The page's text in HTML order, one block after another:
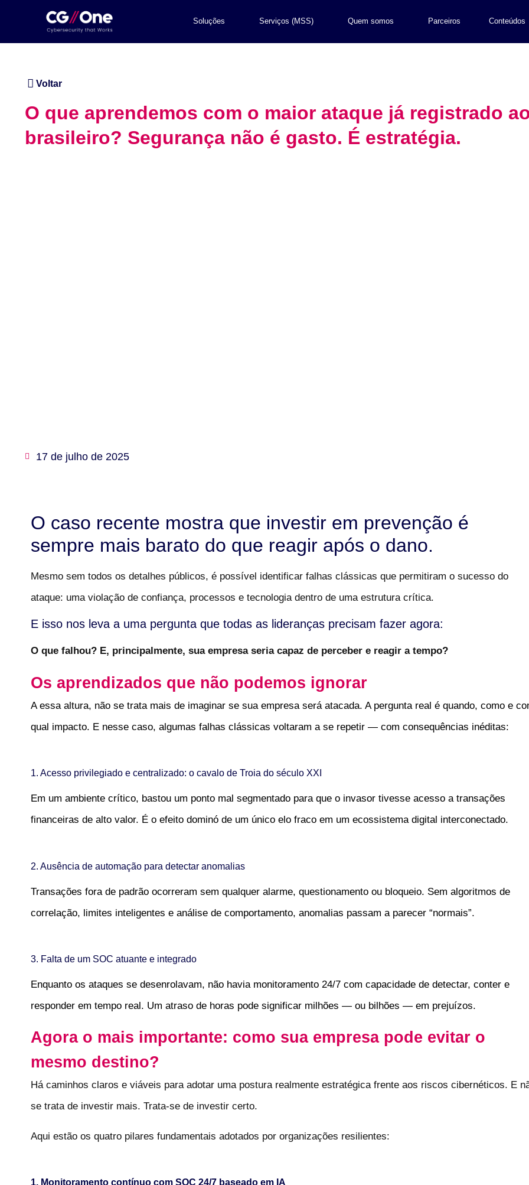
Soluções Serviços (MSS) Quem somos Parceiros Conteúdos
Voltar
O que aprendemos com o maior ataque já registrado
brasileiro? Segurança não é gasto. É estratégia.
17 de julho de 2025
O caso recente mostra que investir em prevenção é
sempre mais barato do que reagir após o dano.
Mesmo sem todos os detalhes públicos, é possível identificar falhas clássicas que permitiram o sucesso do
ataque: uma violação de confiança, processos e tecnologia dentro de uma estrutura crítica.
E isso nos leva a uma pergunta que todas as lideranças precisam fazer agora:
O que falhou? E, principalmente, sua empresa seria capaz de perceber e reagir a tempo?
Os aprendizados que não podemos ignorar
A essa altura, não se trata mais de imaginar se sua empresa será atacada. A pergunta real é quando, como e
qual impacto. E nesse caso, algumas falhas clássicas voltaram a se repetir — com consequências inéditas:
1. Acesso privilegiado e centralizado: o cavalo de Troia do século XXI
Em um ambiente crítico, bastou um ponto mal segmentado para que o invasor tivesse acesso a transações
financeiras de alto valor. É o efeito dominó de um único elo fraco em um ecossistema digital interconectado.
2. Ausência de automação para detectar anomalias
Transações fora de padrão ocorreram sem qualquer alarme, questionamento ou bloqueio. Sem algoritmos de
correlação, limites inteligentes e análise de comportamento, anomalias passam a parecer “normais”.
3. Falta de um SOC atuante e integrado
Enquanto os ataques se desenrolavam, não havia monitoramento 24/7 com capacidade de detectar, conter e
responder em tempo real. Um atraso de horas pode significar milhões — ou bilhões — em prejuízos.
Agora o mais importante: como sua empresa pode evitar o
mesmo destino?
Há caminhos claros e viáveis para adotar uma postura realmente estratégica frente aos riscos cibernéticos. E
se trata de investir mais. Trata-se de investir certo.
Aqui estão os quatro pilares fundamentais adotados por organizações resilientes:
1. Monitoramento contínuo com SOC 24/7 baseado em IA